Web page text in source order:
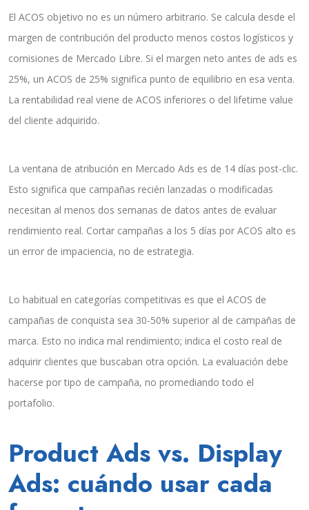
El ACOS objetivo no es un número arbitrario. Se calcula desde el
margen de contribución del producto menos costos logísticos y
comisiones de Mercado Libre. Si el margen neto antes de ads es
25%, un ACOS de 25% significa punto de equilibrio en esa venta.
La rentabilidad real viene de ACOS inferiores o del lifetime value
del cliente adquirido.
La ventana de atribución en Mercado Ads es de 14 días post-clic.
Esto significa que campañas recién lanzadas o modificadas
necesitan al menos dos semanas de datos antes de evaluar
rendimiento real. Cortar campañas a los 5 días por ACOS alto es
un error de impaciencia, no de estrategia.
Lo habitual en categorías competitivas es que el ACOS de
campañas de conquista sea 30-50% superior al de campañas de
marca. Esto no indica mal rendimiento; indica el costo real de
adquirir clientes que buscaban otra opción. La evaluación debe
hacerse por tipo de campaña, no promediando todo el
portafolio.
Product Ads vs. Display
Ads: cuándo usar cada